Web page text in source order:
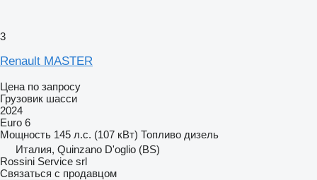
3
Renault MASTER
Цена по запросу
Грузовик шасси
2024
Euro 6
Мощность 145 л.с. (107 кВт) Топливо дизель
Италия, Quinzano D'oglio (BS)
Rossini Service srl
Связаться с продавцом